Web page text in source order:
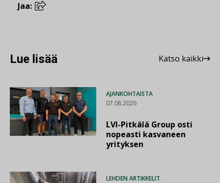
Jaa:
Lue lisää Katso kaikki
AJANKOHTAISTA
07.08.2026
LVI-Pitkälä Group osti
nopeasti kasvaneen
yrityksen
LEHDEN ARTIKKELIT